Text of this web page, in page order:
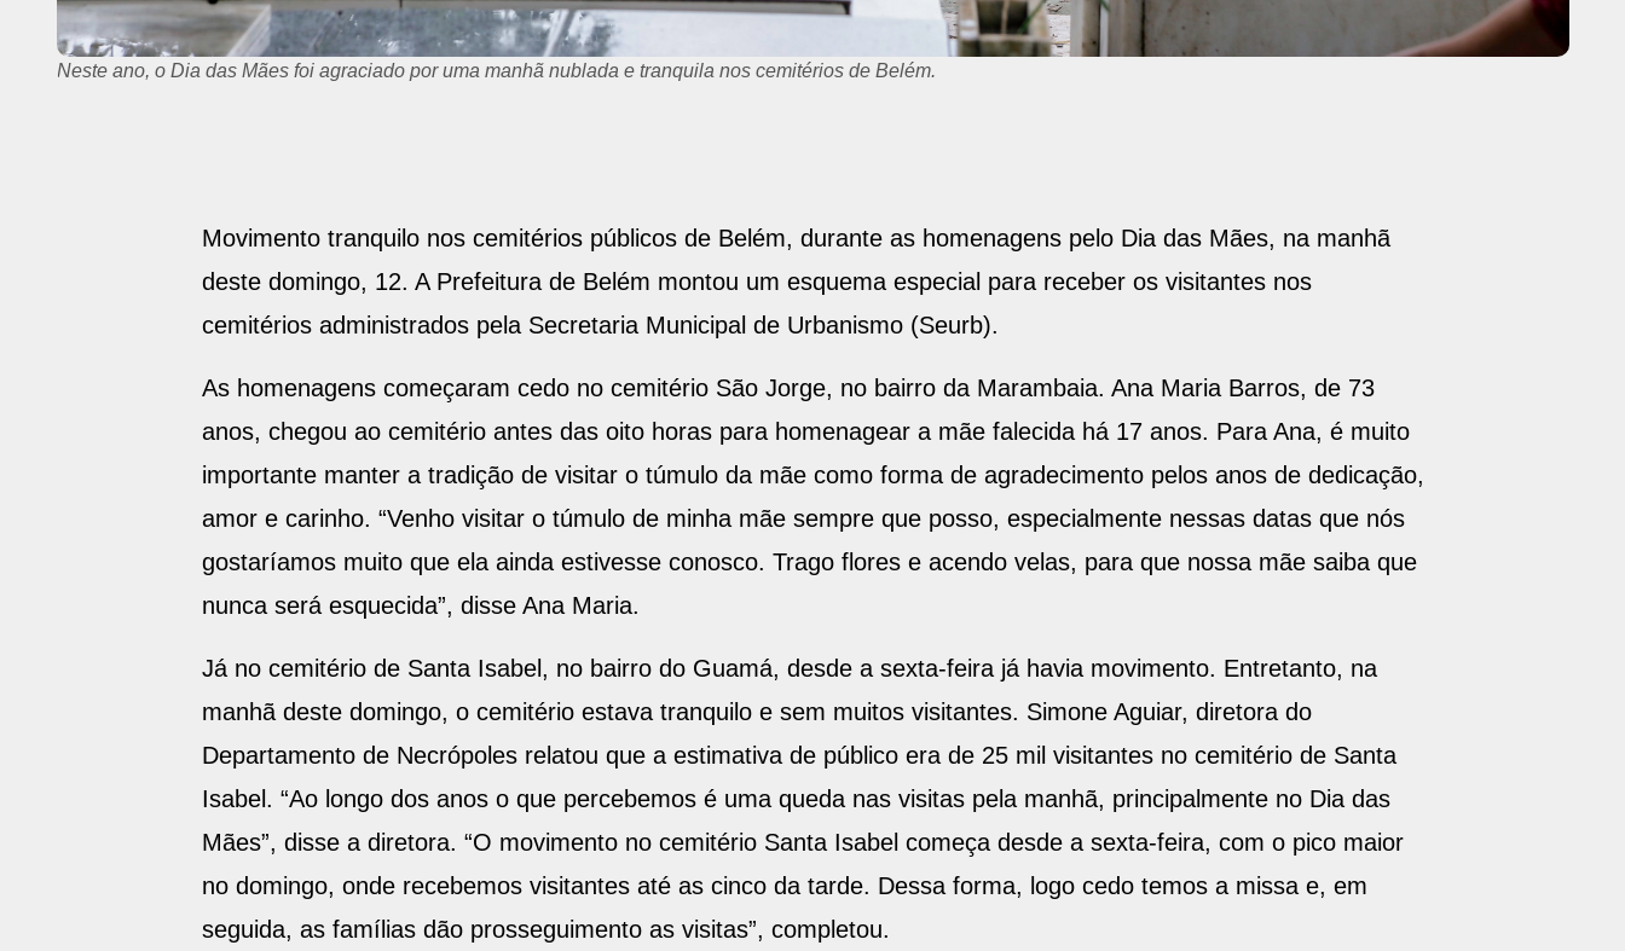
Celebrações religiosas marcaram o dia Das Mães nos cemitérios públicos da cidade.
Movimento tranquilo nos cemitérios públicos de Belém, durante as homenagens pelo Dia das Mães, na manhã
deste domingo, 12. A Prefeitura de Belém montou um esquema especial para receber os visitantes nos
cemitérios administrados pela Secretaria Municipal de Urbanismo (Seurb).
As homenagens começaram cedo no cemitério São Jorge, no bairro da Marambaia. Ana Maria Barros, de 73
anos, chegou ao cemitério antes das oito horas para homenagear a mãe falecida há 17 anos. Para Ana, é muito
importante manter a tradição de visitar o túmulo da mãe como forma de agradecimento pelos anos de dedicação,
amor e carinho. “Venho visitar o túmulo de minha mãe sempre que posso, especialmente nessas datas que nós
gostaríamos muito que ela ainda estivesse conosco. Trago flores e acendo velas, para que nossa mãe saiba que
nunca será esquecida”, disse Ana Maria.
Já no cemitério de Santa Isabel, no bairro do Guamá, desde a sexta-feira já havia movimento. Entretanto, na
manhã deste domingo, o cemitério estava tranquilo e sem muitos visitantes. Simone Aguiar, diretora do
Departamento de Necrópoles relatou que a estimativa de público era de 25 mil visitantes no cemitério de Santa
Isabel. “Ao longo dos anos o que percebemos é uma queda nas visitas pela manhã, principalmente no Dia das
Mães”, disse a diretora. “O movimento no cemitério Santa Isabel começa desde a sexta-feira, com o pico maior
no domingo, onde recebemos visitantes até as cinco da tarde. Dessa forma, logo cedo temos a missa e, em
seguida, as famílias dão prosseguimento as visitas”, completou.